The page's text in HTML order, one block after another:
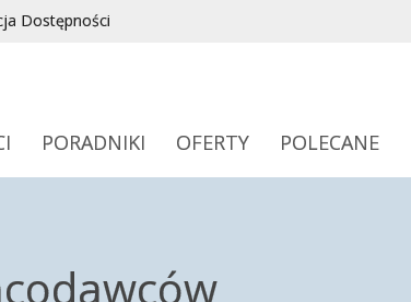
Dostępności
PORADNIKI OFERTY POLECANE